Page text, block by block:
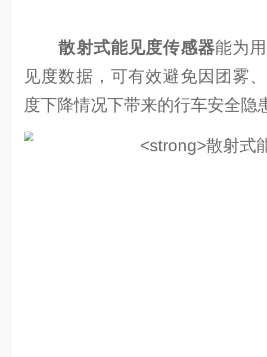
散射式能见度传感器能为
见度数据，可有效避免因团雾
度下降情况下带来的行车安全隐